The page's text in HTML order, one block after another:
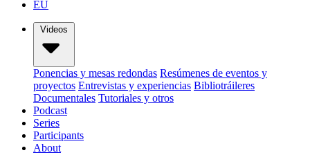
EU
Videos
Ponencias y mesas redondas Resúmenes de eventos y
proyectos Entrevistas y experiencias Bibliotráileres
Documentales Tutoriales y otros
Podcast
Series
Participants
About